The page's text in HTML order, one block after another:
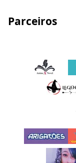
Parceiros